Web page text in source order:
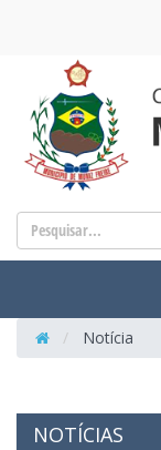
Notícia
NOTÍCIAS